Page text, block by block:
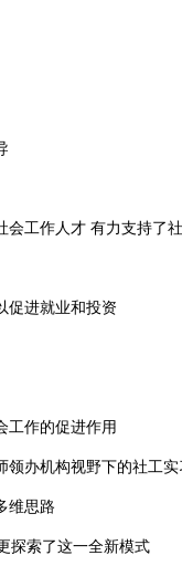
会工作人才 有力支持了
促进就业和投资
工作的促进作用
办机构视野下的社工
维思路
探索了这一全新模式